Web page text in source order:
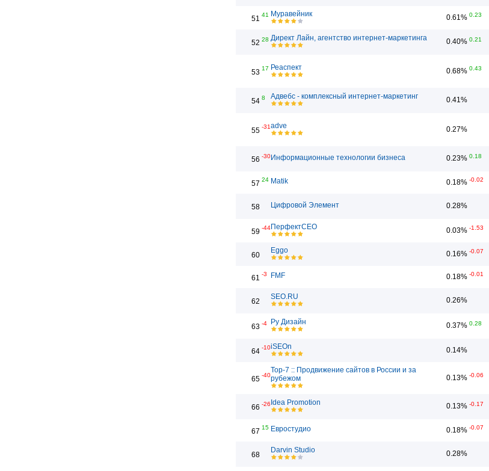
51 41 Муравейник 0.61% 0.23
52 28 Директ Лайн, агентство интернет-маркетинга 0.40% 0.21
53 17 Реаспект 0.68% 0.43
54 8 Адвебс - комплексный интернет-маркетинг 0.41%
55 -31adve 0.27%
56 -30Информационные технологии бизнеса 0.23% 0.18
57 24 Matik 0.18% -0.02
58 Цифровой Элемент 0.28%
59 -44ПерфектСЕО 0.03% -1.53
60
Eggo 0.16% -0.07
61 -3 FMF 0.18% -0.01
62
SEO.RU 0.26%
63 -4 Ру Дизайн 0.37% 0.28
64 -10iSEOn 0.14%
65 -40
Top-7 :: Продвижение сайтов в России и за
рубежом
0.13% -0.06
66 -26 Idea Promotion 0.13% -0.17
67 15 Евростудио 0.18% -0.07
68
Darvin Studio 0.28%